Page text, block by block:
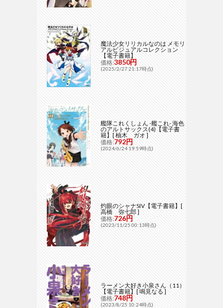
魔法少女リリカルなのは メモリ
アルビジュアルコレクション
【電子書籍】
価格:3850円
(2025/2/27 21:17時点)
艦隊これくしょん -艦これ- 海色
のアルトサックス(4)【電子書
籍】[ 柚木 ガオ ]
価格:792円
(2024/6/24 19:59時点)
灼眼のシャナSIV【電子書籍】[
高橋 弥七郎 ]
価格:726円
(2023/11/25 00:13時点)
ラーメン大好き小泉さん（11）
【電子書籍】[ 鳴見なる ]
価格:748円
(2023/8/25 10:24時点)